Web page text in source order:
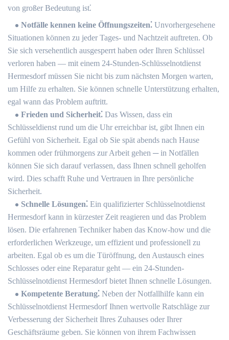
von großer Bedeutung ist⁚
Notfälle kennen keine Öffnungszeiten⁚ Unvorhergesehene
Situationen können zu jeder Tages- und Nachtzeit auftreten.​ Ob
Sie sich versehentlich ausgesperrt haben oder Ihren Schlüssel
verloren haben ― mit einem 24-Stunden-Schlüsselnotdienst
Hermesdorf müssen Sie nicht bis zum nächsten Morgen warten,
um Hilfe zu erhalten.​ Sie können schnelle Unterstützung erhalten,
egal wann das Problem auftritt.​
Frieden und Sicherheit⁚ Das Wissen, dass ein
Schlüsseldienst rund um die Uhr erreichbar ist, gibt Ihnen ein
Gefühl von Sicherheit.​ Egal ob Sie spät abends nach Hause
kommen oder frühmorgens zur Arbeit gehen ─ in Notfällen
können Sie sich darauf verlassen, dass Ihnen schnell geholfen
wird.​ Dies schafft Ruhe und Vertrauen in Ihre persönliche
Sicherheit.​
Schnelle Lösungen⁚ Ein qualifizierter Schlüsselnotdienst
Hermesdorf kann in kürzester Zeit reagieren und das Problem
lösen.​ Die erfahrenen Techniker haben das Know-how und die
erforderlichen Werkzeuge, um effizient und professionell zu
arbeiten. Egal ob es um die Türöffnung, den Austausch eines
Schlosses oder eine Reparatur geht ― ein 24-Stunden-
Schlüsselnotdienst Hermesdorf bietet Ihnen schnelle Lösungen.​
Kompetente Beratung⁚ Neben der Notfallhilfe kann ein
Schlüsselnotdienst Hermesdorf Ihnen wertvolle Ratschläge zur
Verbesserung der Sicherheit Ihres Zuhauses oder Ihrer
Geschäftsräume geben. Sie können von ihrem Fachwissen